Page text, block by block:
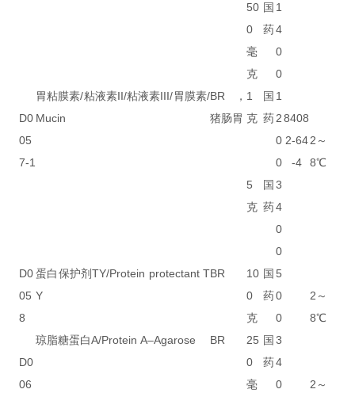
50
0
毫
克
国
药
1
4
0
0
D0
05
7-1
胃粘膜素/粘液素II/粘液素III/胃膜素/
Mucin
BR，
猪肠胃
1
克
国
药
1
2
0
0
8408
2-64
-4
2～
8℃
5
克
国
药
3
4
0
0
D0
05
8
蛋白保护剂TY/Protein protectant T
Y
BR
10
0
克
国
药
5
0
0
2～
8℃
D0
06
琼脂糖蛋白A/Protein A–Agarose BR
25
0
毫
国
药
3
4
0
2～